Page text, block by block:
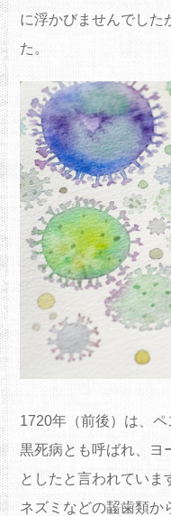
に浮かびませんでした
た。
1720年（前後）は、ペ
黒死病とも呼ばれ、ヨ
としたと言われていま
ネズミなどの齧歯類か